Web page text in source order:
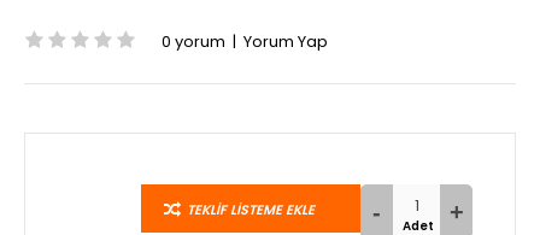
0 yorum | Yorum Yap
TEKLIF LISTEME EKLE